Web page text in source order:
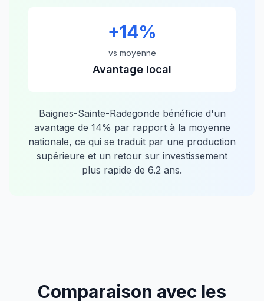
+14%
vs moyenne
Avantage local
Baignes-Sainte-Radegonde bénéficie d'un
avantage de 14% par rapport à la moyenne
nationale, ce qui se traduit par une production
supérieure et un retour sur investissement
plus rapide de 6.2 ans.
Comparaison avec les